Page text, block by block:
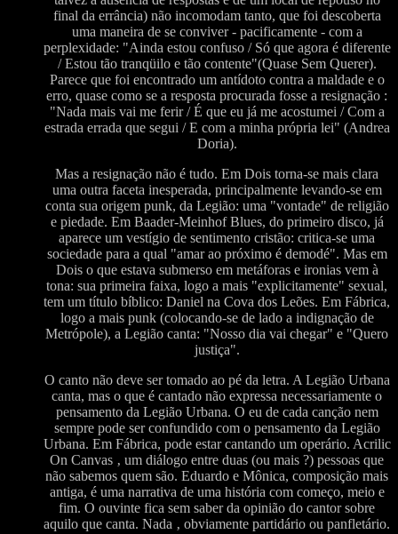
final da errância) não incomodam tanto, que foi descoberta
uma maneira de se conviver - pacificamente - com a
perplexidade: "Ainda estou confuso / Só que agora é diferente
/ Estou tão tranqüilo e tão contente"(Quase Sem Querer).
Parece que foi encontrado um antídoto contra a maldade e o
erro, quase como se a resposta procurada fosse a resignação :
"Nada mais vai me ferir / É que eu já me acostumei / Com a
estrada errada que segui / E com a minha própria lei" (Andrea
Doria).
Mas a resignação não é tudo. Em Dois torna-se mais clara
uma outra faceta inesperada, principalmente levando-se em
conta sua origem punk, da Legião: uma "vontade" de religião
e piedade. Em Baader-Meinhof Blues, do primeiro disco, já
aparece um vestígio de sentimento cristão: critica-se uma
sociedade para a qual "amar ao próximo é demodé". Mas em
Dois o que estava submerso em metáforas e ironias vem à
tona: sua primeira faixa, logo a mais "explicitamente" sexual,
tem um título bíblico: Daniel na Cova dos Leões. Em Fábrica,
logo a mais punk (colocando-se de lado a indignação de
Metrópole), a Legião canta: "Nosso dia vai chegar" e "Quero
justiça".
O canto não deve ser tomado ao pé da letra. A Legião Urbana
canta, mas o que é cantado não expressa necessariamente o
pensamento da Legião Urbana. O eu de cada canção nem
sempre pode ser confundido com o pensamento da Legião
Urbana. Em Fábrica, pode estar cantando um operário. Acrilic
On Canvas ‚ um diálogo entre duas (ou mais ?) pessoas que
não sabemos quem são. Eduardo e Mônica, composição mais
antiga, é uma narrativa de uma história com começo, meio e
fim. O ouvinte fica sem saber da opinião do cantor sobre
aquilo que canta. Nada ‚ obviamente partidário ou panfletário.